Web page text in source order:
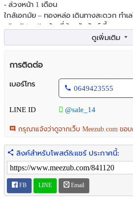
- ล่วงหน้า 1 เดือน
ใกล้เอกมัย – ทองหล่อ เดินทางสะดวก ทำเ
• Pet Friendly บ้านที่ต้อนรับสัตว์เลี้ยง
• พื้นที่ใช้สอย 300 ตร.ม. บนที่ดิน 60 ตร.ว.
• 3 ห้องนอน กว้างขวาง
• 1 ห้องอเนกประสงค์ (ปรับเป็นห้องนอนเพิ่
• 1 ห้องแม่บ้าน พร้อมห้องน้ำในตัว
• ที่จอดรถในบ้าน 2 คัน + หน้าบ้านอีก 2 คัน
จุดเด่น: ทำเลดี ใกล้เอกมัย–ทองหล่อ, บ้าน
พื้นที่ใช้สอยกว้างขวาง เหมาะทั้งอยู่อาศัยแล
🚗รายล้อมไปด้วยสิ่งอำนวยความสะดวก :
- แม็กซ์แวลู (MaxValu) สุขุมวิท 71
,Big C Extra อ่อนนุช,Century Movie
- โรงพยาบาลสุขุมวิท,โรงพยาบาลกล้วยน้ำ
- โรงเรียนนานาชาติ OISCA International
การติดต่อ
เบอร์โทร
0649423555
LINE ID @sale_14
กรุณาแจ้งว่าดูจากเว็บ Meezub.com ข
ลิงค์สำหรับโพสต์&แชร์ ประกาศนี้:
FB LINE Email